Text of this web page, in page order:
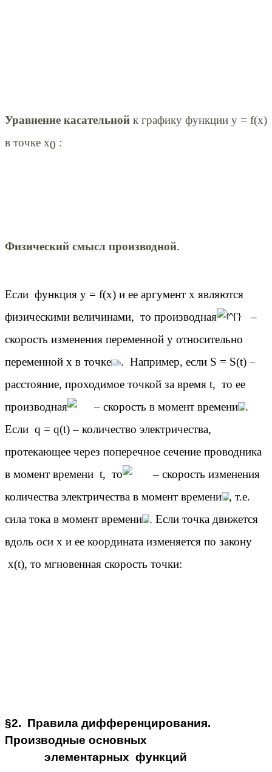
Уравнение касательной к графику функции y = f(x)
в точке x0 :
Физический смысл производной.
Если функция y = f(x) и ее аргумент x являются
физическими величинами, то производная
–
скорость изменения переменной y относительно
переменной x в точке
. Например, если S = S(t) –
расстояние, проходимое точкой за время t, то ее
производная
– скорость в момент времени
.
Если q = q(t) – количество электричества,
протекающее через поперечное сечение проводника
в момент времени t, то
– скорость изменения
количества электричества в момент времени
, т.е.
сила тока в момент времени
. Если точка движется
вдоль оси х и ее координата изменяется по закону
x(t), то мгновенная скорость точки:
§2. Правила дифференцирования.
Производные основных
элементарных функций